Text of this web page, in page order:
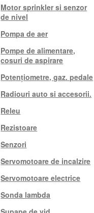
Motor sprinkler si senzor
de nivel
Pompa de aer
Pompe de alimentare,
cosuri de aspirare
Potențiometre, gaz. pedale
Radiouri auto si accesorii.
Releu
Rezistoare
Senzori
Servomotoare de incalzire
Servomotoare electrice
Sonda lambda